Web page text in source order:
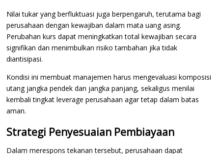
Nilai tukar yang berfluktuasi juga berpengaruh, terutama bagi
perusahaan dengan kewajiban dalam mata uang asing.
Perubahan kurs dapat meningkatkan total kewajiban secara
signifikan dan menimbulkan risiko tambahan jika tidak
diantisipasi.
Kondisi ini membuat manajemen harus mengevaluasi komposisi
utang jangka pendek dan jangka panjang, sekaligus menilai
kembali tingkat leverage perusahaan agar tetap dalam batas
aman.
Strategi Penyesuaian Pembiayaan
Dalam merespons tekanan tersebut, perusahaan dapat